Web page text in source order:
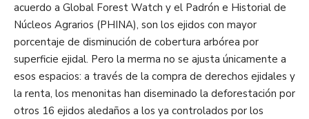
acuerdo a Global Forest Watch y el Padrón e Historial de
Núcleos Agrarios (PHINA), son los ejidos con mayor
porcentaje de disminución de cobertura arbórea por
superficie ejidal. Pero la merma no se ajusta únicamente a
esos espacios: a través de la compra de derechos ejidales y
la renta, los menonitas han diseminado la deforestación por
otros 16 ejidos aledaños a los ya controlados por los